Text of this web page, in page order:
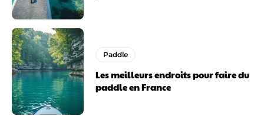
Paddle
Les meilleurs endroits pour faire du
paddle en France